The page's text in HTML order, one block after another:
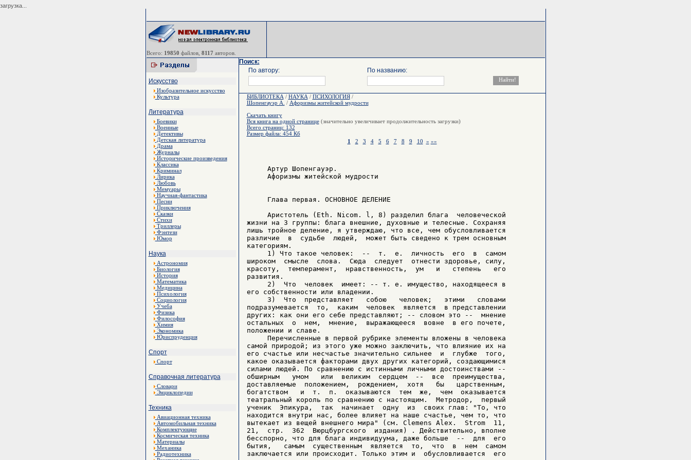
загрузка...
Всего: 19850 файлов, 8117 авторов.
Искусство
Изобразительное искусство
Культура
Литература
Боевики
Военные
Детективы
Детская литература
Драма
Журналы
Исторические произведения
Классика
Криминал
Лирика
Любовь
Мемуары
Научная-фантастика
Песни
Приключения
Сказки
Стихи
Триллеры
Фэнтези
Юмор
Наука
Астрономия
Биология
История
Математика
Медицина
Психология
Социология
Учеба
Физика
Философия
Химия
Экономика
Юриспруденция
Спорт
Спорт
Справочная литература
Словари
Энциклопедии
Техника
Авиационная техника
Автомобильная техника
Комплектующие
Космическая техника
Материалы
Механика
Радиотехника
Поиск:
По автору:
По названию:
БИБЛИОТЕКА / НАУКА / ПСИХОЛОГИЯ/
Шопенгауэр А. / Афоризмы житейской мудрости
Скачать книгу
Вся книга на одной странице(значительно увеличивает продолжительность загрузки)
Всего страниц: 132
Размер файла: 454 Кб
1
2 3 4 5 6 7 8 9 10 » »»
     Артур Шопенгауэр.
     Афоризмы житейской мудрости
     Глава первая. ОСНОВНОЕ ДЕЛЕНИЕ
     Аристотель (Eth. Nicom. l, 8) разделил блага  человеческой
жизни на 3 группы: блага внешние, духовные и телесные. Сохраняя
лишь тройное деление, я утверждаю, что все, чем обусловливается
различие  в  судьбе  людей,  может быть сведено к трем основным
категориям.
     1) Что такое человек:  --  т.  е.  личность  его  в  самом
широком  смысле  слова.  Сюда  следует  отнести здоровье, силу,
красоту,  темперамент,  нравственность,  ум   и   степень   его
развития.
     2)  Что  человек  имеет: -- т. е. имущество, находящееся в
его собственности или владении.
     3)  Что  представляет   собою   человек;   этими   словами
подразумевается  то,  каким  человек  является  в представлении
других: как они его себе представляют; -- словом это --  мнение
остальных  о  нем,  мнение,  выражающееся  вовне  в его почете,
положении и славе.
     Перечисленные в первой рубрике элементы вложены в человека
самой природой; из этого уже можно заключить, что влияние их на
его счастье или несчастье значительно сильнее  и  глубже  того,
какое оказывается факторами двух других категорий, создающимися
силами людей. По сравнению с истинными личными достоинствами --
обширным   умом   или  великим  сердцем  --  все  преимущества,
доставляемые  положением,  рождением,  хотя   бы   царственным,
богатством   и  т.  п.  оказываются  тем  же,  чем  оказывается
театральный король по сравнению с настоящим.  Метродор,  первый
ученик  Эпикура,  так  начинает  одну  из  своих глав: "То, что
находится внутри нас, более влияет на наше счастье, чем то, что
вытекает из вещей внешнего мира" (см. Clemens Alex.  Strom  11,
21,  стр.  362  Вюрцбургского  издания) . Действительно, вполне
бесспорно, что для блага индивидуума, даже больше  --  для  его
бытия,   самым  существенным  является  то,  что  в  нем  самом
заключается или происходит. Только этим и  обусловливается  его